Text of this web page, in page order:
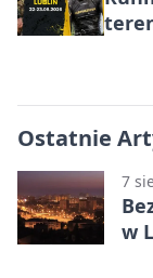
Ostatnie
7
w